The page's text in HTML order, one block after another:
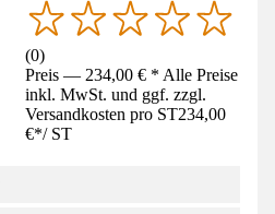
(0)
Preis — 234,00 € * Alle Preise
inkl. MwSt. und ggf. zzgl.
Versandkosten pro ST234,00
€*/ ST